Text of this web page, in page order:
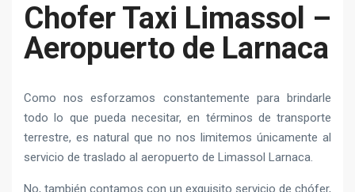
Chofer Taxi Limassol –
Aeropuerto de Larnaca
Como nos esforzamos constantemente para brindarle
todo lo que pueda necesitar, en términos de transporte
terrestre, es natural que no nos limitemos únicamente al
servicio de traslado al aeropuerto de Limassol Larnaca.
No, también contamos con un exquisito servicio de chófer,